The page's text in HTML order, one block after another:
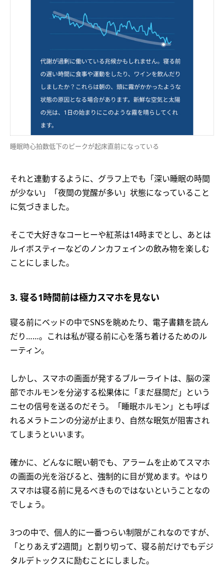
睡眠時心拍数低下のピークが起床直前になっている
それと連動するように、グラフ上でも「深い睡眠の時間
が少ない」「夜間の覚醒が多い」状態になっていること
に気づきました。
そこで大好きなコーヒーや紅茶は14時までとし、あとは
ルイボスティーなどのノンカフェインの飲み物を楽しむ
ことにしました。
3. 寝る1時間前は極力スマホを見ない
寝る前にベッドの中でSNSを眺めたり、電子書籍を読ん
だり……。これは私が寝る前に心を落ち着けるためのル
ーティン。
しかし、スマホの画面が発するブルーライトは、脳の深
部でホルモンを分泌する松果体に「まだ昼間だ」という
ニセの信号を送るのだそう。「睡眠ホルモン」とも呼ば
れるメラトニンの分泌が止まり、自然な眠気が阻害され
てしまうといいます。
確かに、どんなに眠い朝でも、アラームを止めてスマホ
の画面の光を浴びると、強制的に目が覚めます。やはり
スマホは寝る前に見るべきものではないということなの
でしょう。
3つの中で、個人的に一番つらい制限がこれなのですが、
「とりあえず2週間」と割り切って、寝る前だけでもデジ
タルデトックスに励むことにしました。